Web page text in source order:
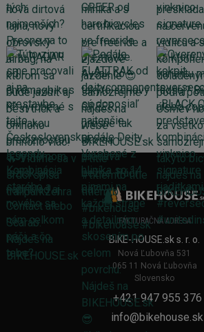
FAKTURAČNÁ ADRESA
BIKE-HOUSE.sk s. r. o.
Nová Ľubovňa 531
065 11 Nová Ľubovňa
Slovensko
+421 947 955 376
info@bikehouse.sk